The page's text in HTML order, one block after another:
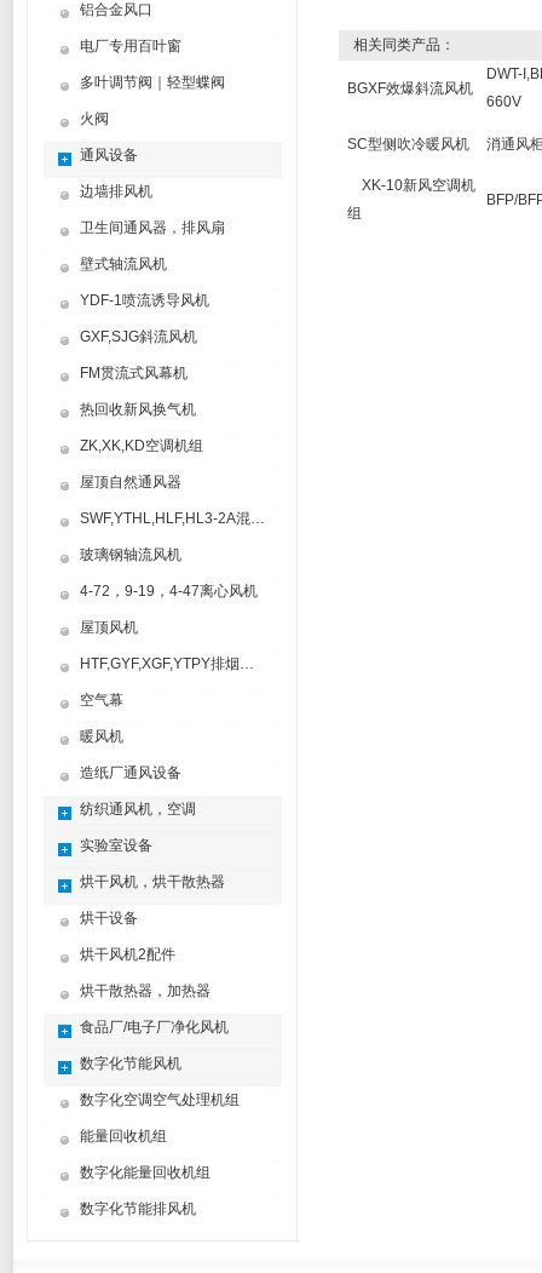
铝合金风口
电厂专用百叶窗
多叶调节阀｜轻型蝶阀
火阀
通风设备
边墙排风机
卫生间通风器，排风扇
壁式轴流风机
YDF-1喷流诱导风机
GXF,SJG斜流风机
FM贯流式风幕机
热回收新风换气机
ZK,XK,KD空调机组
屋顶自然通风器
SWF,YTHL,HLF,HL3-2A混流风机
玻璃钢轴流风机
4-72，9-19，4-47离心风机
屋顶风机
HTF,GYF,XGF,YTPY排烟风机
空气幕
暖风机
造纸厂通风设备
纺织通风机，空调
实验室设备
烘干风机，烘干散热器
烘干设备
烘干风机2配件
烘干散热器，加热器
食品厂/电子厂净化风机
数字化节能风机
数字化空调空气处理机组
能量回收机组
数字化能量回收机组
数字化节能排风机
相关同类产品：
BGXF效爆斜流风机
DWT-
660V
SC型侧吹冷暖风机 消通风
XK-10新风空调机
组
BFP/